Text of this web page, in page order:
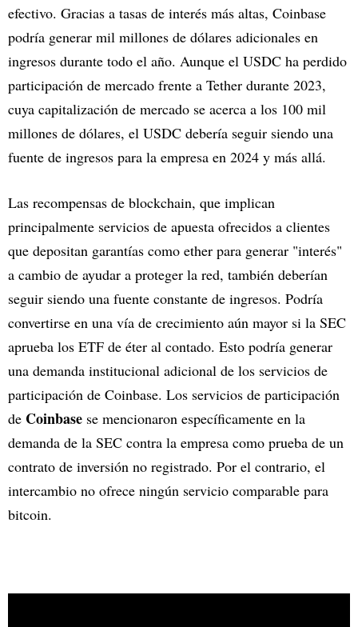
efectivo. Gracias a tasas de interés más altas, Coinbase
podría generar mil millones de dólares adicionales en
ingresos durante todo el año. Aunque el USDC ha perdido
participación de mercado frente a Tether durante 2023,
cuya capitalización de mercado se acerca a los 100 mil
millones de dólares, el USDC debería seguir siendo una
fuente de ingresos para la empresa en 2024 y más allá.
Las recompensas de blockchain, que implican
principalmente servicios de apuesta ofrecidos a clientes
que depositan garantías como ether para generar "interés"
a cambio de ayudar a proteger la red, también deberían
seguir siendo una fuente constante de ingresos. Podría
convertirse en una vía de crecimiento aún mayor si la SEC
aprueba los ETF de éter al contado. Esto podría generar
una demanda institucional adicional de los servicios de
participación de Coinbase. Los servicios de participación
de Coinbase se mencionaron específicamente en la
demanda de la SEC contra la empresa como prueba de un
contrato de inversión no registrado. Por el contrario, el
intercambio no ofrece ningún servicio comparable para
bitcoin.